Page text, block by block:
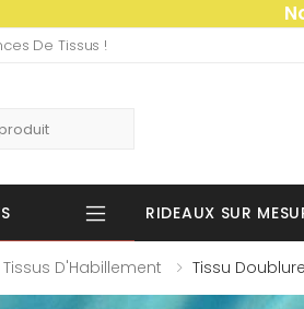
De Tissus !
RIDEAUX SUR
Tissus D'Habillement Tissu